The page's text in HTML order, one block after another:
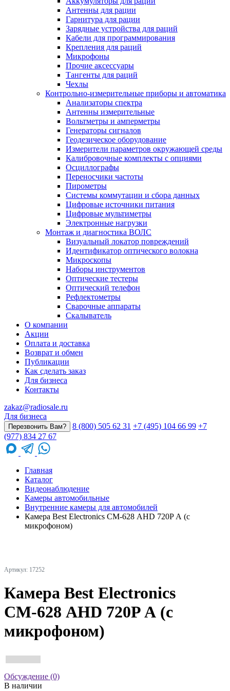
Антенны для рации
Гарнитура для рации
Зарядные устройства для раций
Кабели для программирования
Крепления для раций
Микрофоны
Прочие аксессуары
Тангенты для раций
Чехлы
Контрольно-измерительные приборы и автоматика
Анализаторы спектра
Антенны измерительные
Вольтметры и амперметры
Генераторы сигналов
Геодезическое оборудование
Измерители параметров окружающей среды
Калибровочные комплекты с опциями
Осциллографы
Переносчики частоты
Пирометры
Системы коммутации и сбора данных
Цифровые источники питания
Цифровые мультиметры
Электронные нагрузки
Монтаж и диагностика ВОЛС
Визуальный локатор повреждений
Идентификатор оптического волокна
Микроскопы
Наборы инструментов
Оптические тестеры
Оптический телефон
Рефлектометры
Сварочные аппараты
Скалыватель
О компании
Акции
Оплата и доставка
Возврат и обмен
Публикации
Как сделать заказ
Для бизнеса
Контакты
zakaz@radiosale.ru
Для бизнеса
Перезвонить Вам? 8 (800) 505 62 31 +7 (495) 104 66 99 +7
(977) 834 27 67
Главная
Каталог
Видеонаблюдение
Камеры автомобильные
Внутренние камеры для автомобилей
Камера Best Electronics СМ-628 AHD 720P А (с
микрофоном)
Артикул: 17252
Камера Best Electronics
СМ-628 AHD 720P А (с
микрофоном)
Обсуждение (0)
В наличии